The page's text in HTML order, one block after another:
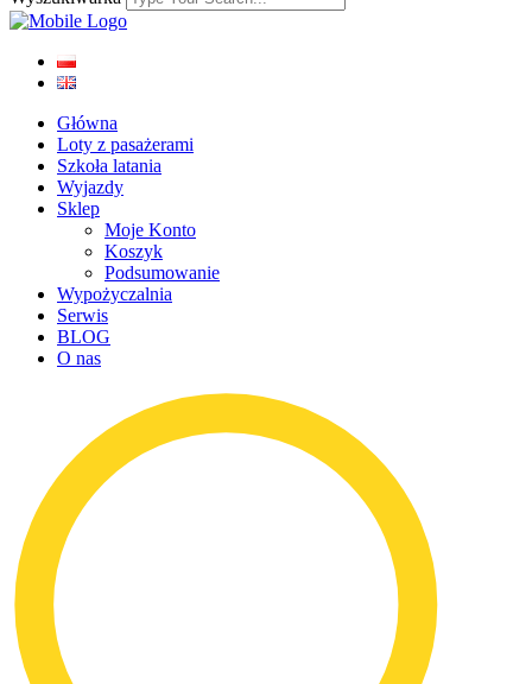
Główna
Loty z pasażerami
Szkoła latania
Wyjazdy
Sklep
Moje Konto
Koszyk
Podsumowanie
Wypożyczalnia
Serwis
BLOG
O nas